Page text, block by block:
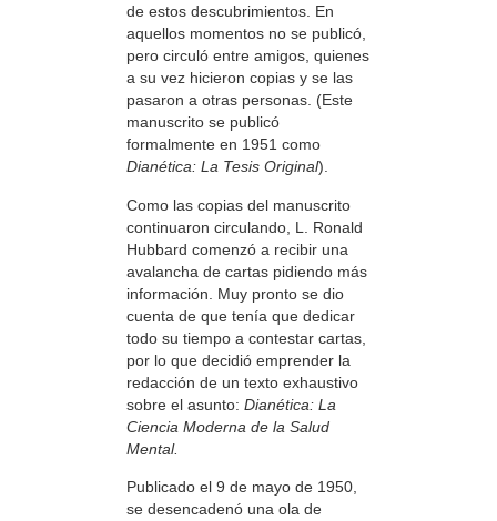
de estos descubrimientos. En
aquellos momentos no se publicó,
pero circuló entre amigos, quienes
a su vez hicieron copias y se las
pasaron a otras personas. (Este
manuscrito se publicó
formalmente en 1951 como
Dianética: La Tesis Original).
Como las copias del manuscrito
continuaron circulando, L. Ronald
Hubbard comenzó a recibir una
avalancha de cartas pidiendo más
información. Muy pronto se dio
cuenta de que tenía que dedicar
todo su tiempo a contestar cartas,
por lo que decidió emprender la
redacción de un texto exhaustivo
sobre el asunto: Dianética: La
Ciencia Moderna de la Salud
Mental.
Publicado el 9 de mayo de 1950,
se desencadenó una ola de